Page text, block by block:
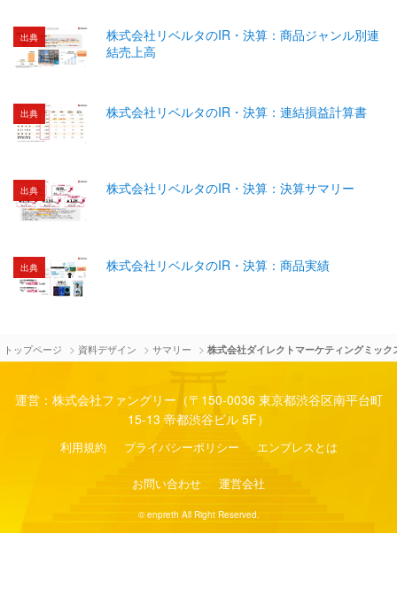
出典
株式会社リベルタのIR・決算：商品ジャンル別連
結売上高
出典 株式会社リベルタのIR・決算：連結損益計算書
出典 株式会社リベルタのIR・決算：決算サマリー
出典 株式会社リベルタのIR・決算：商品実績
トップページ > 資料デザイン >サマリー >株式会社ダイレクトマーケティングミッ
運営：株式会社ファングリー（〒150-0036 東京都渋谷区南平台町
15-13 帝都渋谷ビル 5F）
利用規約 プライバシーポリシー エンプレスとは
お問い合わせ 運営会社
© enpreth All Right Reserved.